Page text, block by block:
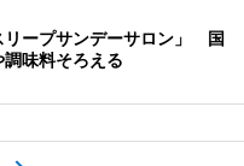
リープサンデーサロン」 国
味料そろえる